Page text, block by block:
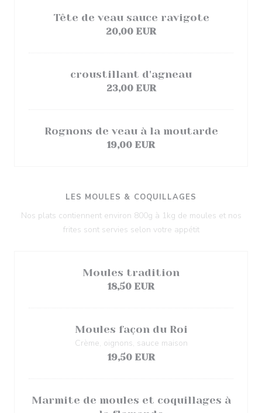
Tête de veau sauce ravigote
20,00 EUR
croustillant d'agneau
23,00 EUR
Rognons de veau à la moutarde
19,00 EUR
LES MOULES & COQUILLAGES
Nos plats contiennent environ 800g à 1kg de moules et nos
frites sont servies selon votre appétit
Moules tradition
18,50 EUR
Moules façon du Roi
Crème, oignons, sauce maison
19,50 EUR
Marmite de moules et coquillages à